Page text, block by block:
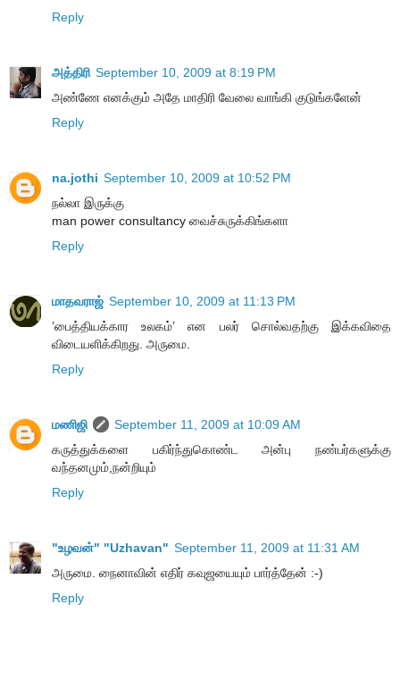
Reply
அத்திரி September 10, 2009 at 8:19 PM
அண்ணே எனக்கும் அதே மாதிரி வேலை வாங்கி குடுங்களேன்
Reply
na.jothi September 10, 2009 at 10:52 PM
நல்லா இருக்கு
man power consultancy வைச்சுருக்கிங்களா
Reply
மாதவராஜ் September 10, 2009 at 11:13 PM
’பைத்தியக்கார உலகம்’ என பலர் சொல்வதற்கு இக்கவிதை
விடையளிக்கிறது. அருமை.
Reply
மணிஜி
September 11, 2009 at 10:09 AM
கருத்துக்களை பகிர்ந்துகொண்ட அன்பு நண்பர்களுக்கு
வந்தனமும்,நன்றியும்
Reply
"உழவன்" "Uzhavan" September 11, 2009 at 11:31 AM
அருமை. நைனாவின் எதிர் கவுஜயையும் பார்த்தேன் :-)
Reply